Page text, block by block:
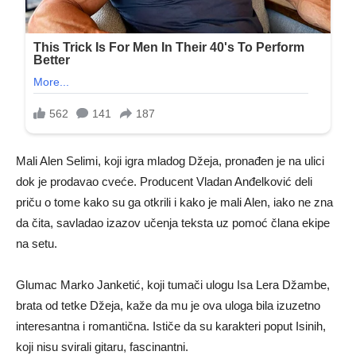
Mali Alen Selimi, koji igra mladog Džeja, pronađen je na ulici
dok je prodavao cveće. Producent Vladan Anđelković deli
priču o tome kako su ga otkrili i kako je mali Alen, iako ne zna
da čita, savladao izazov učenja teksta uz pomoć člana ekipe
na setu.
Glumac Marko Janketić, koji tumači ulogu Isa Lera Džambe,
brata od tetke Džeja, kaže da mu je ova uloga bila izuzetno
interesantna i romantična. Ističe da su karakteri poput Isinih,
koji nisu svirali gitaru, fascinantni.